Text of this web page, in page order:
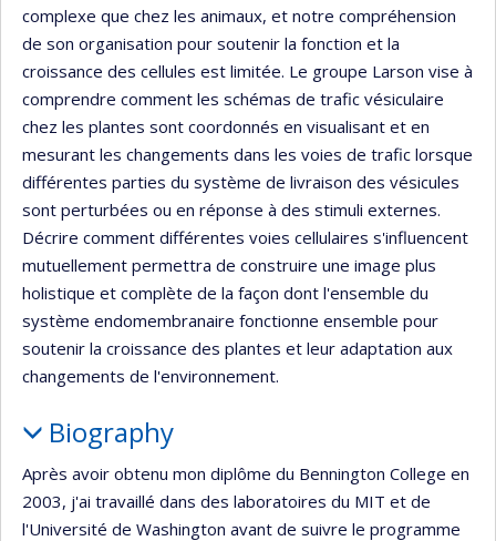
complexe que chez les animaux, et notre compréhension
de son organisation pour soutenir la fonction et la
croissance des cellules est limitée. Le groupe Larson vise à
comprendre comment les schémas de trafic vésiculaire
chez les plantes sont coordonnés en visualisant et en
mesurant les changements dans les voies de trafic lorsque
différentes parties du système de livraison des vésicules
sont perturbées ou en réponse à des stimuli externes.
Décrire comment différentes voies cellulaires s'influencent
mutuellement permettra de construire une image plus
holistique et complète de la façon dont l'ensemble du
système endomembranaire fonctionne ensemble pour
soutenir la croissance des plantes et leur adaptation aux
changements de l'environnement.
Biography
Après avoir obtenu mon diplôme du Bennington College en
2003, j'ai travaillé dans des laboratoires du MIT et de
l'Université de Washington avant de suivre le programme